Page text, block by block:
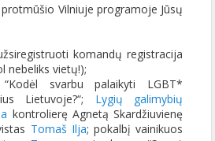
protmūšio Vilniuje programoje Jūsų
komandų registracija
nebeliks vietų!);
svarbu palaikyti LGBT*
Lietuvoje?“; Lygių galimybių
kontrolierę Agnetą Skardžiuvienę
Tomaš Ilja; pokalbį vainikuos